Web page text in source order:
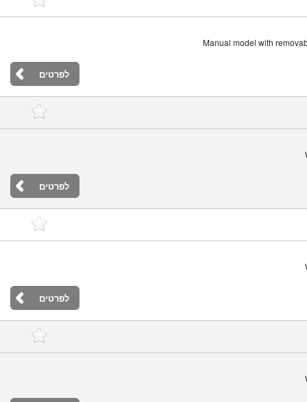
Manual model with
לפרטים
לפרטים
לפרטים